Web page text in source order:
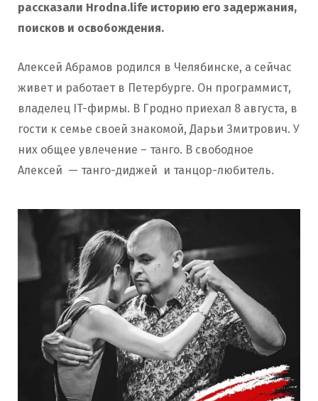
рассказали Hrodna.life историю его задержания,
поисков и освобождения.
Алексей Абрамов родился в Челябинске, а сейчас
живет и работает в Петербурге. Он программист,
владелец IT-фирмы. В Гродно приехал 8 августа, в
гости к семье своей знакомой, Дарьи Змитрович. У
них общее увлечение – танго. В свободное
Алексей — танго-диджей и танцор-любитель.